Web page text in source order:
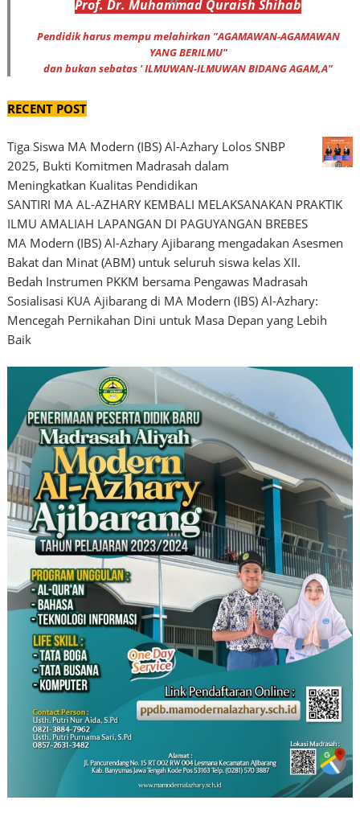
Prof. Dr. Muhammad Quraish Shihab
Pendidik harus mempu melahirkan "AGAMAWAN-AGAMAWAN
YANG BERILMU"
dan bukan sebatas ' ILMUWAN-ILMUWAN BIDANG AGAM,A"
RECENT POST
Tiga Siswa MA Modern (IBS) Al-Azhary Lolos SNBP
2025, Bukti Komitmen Madrasah dalam
Meningkatkan Kualitas Pendidikan
SANTIRI MA AL-AZHARY KEMBALI MELAKSANAKAN PRAKTIK
ILMU AMALIAH LAPANGAN DI PAGUYANGAN BREBES
MA Modern (IBS) Al-Azhary Ajibarang mengadakan Asesmen
Bakat dan Minat (ABM) untuk seluruh siswa kelas XII.
Bedah Instrumen PKKM bersama Pengawas Madrasah
Sosialisasi KUA Ajibarang di MA Modern (IBS) Al-Azhary:
Mencegah Pernikahan Dini untuk Masa Depan yang Lebih
Baik